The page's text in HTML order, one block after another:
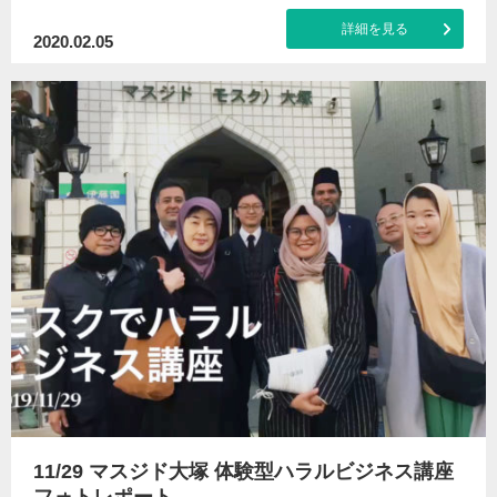
2020.02.05
詳細を見る
11/29 マスジド大塚 体験型ハラルビジネス講座